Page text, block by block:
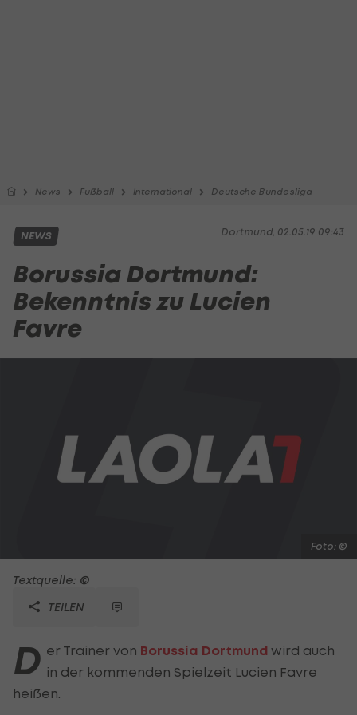
News Fußball International Deutsche Bundesliga
Dortmund, 02.05.19 09:43
NEWS
Borussia Dortmund:
Bekenntnis zu Lucien
Favre
Foto: ©
Textquelle: ©
TEILEN
D er Trainer von Borussia Dortmund wird auch
in der kommenden Spielzeit Lucien Favre
heißen.